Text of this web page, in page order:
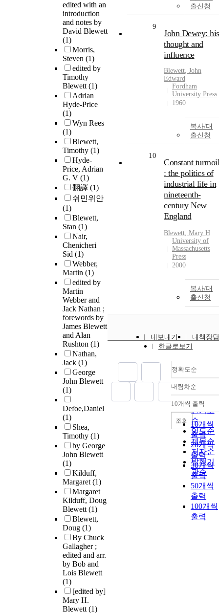
edited with an
introduction
and notes by
David Blewett
(1)
Morris,
Steven (1)
edited by
Timothy
Blewett(1)
Adrian
Hyde-Price
(1)
Wyn Rees
(1)
Blewett,
Timothy (1)
Hyde-
Price, Adrian
G. V (1)
翻譯 (1)
쉬민위안
(1)
Blewett,
Stan (1)
Nair,
Chenicheri
Sid (1)
Webber,
Martin (1)
edited by
Martin
Webber and
Jack Nathan ;
forewords by
James Blewett
and Alan
Rushton (1)
Nathan,
Jack (1)
George
John Blewett
(1)
Defoe,Daniel
(1)
Shea,
Timothy (1)
by George
John Blewett
(1)
Kilduff,
Margaret(1)
Margaret
Kilduff, Doug
Blewett(1)
Blewett,
Doug (1)
By Chuck
Gallagher ;
edited and arr.
by Bob and
Lois Blewett
(1)
[edited by]
Mary H.
Blewett(1)
출신청
9
John Dewey: his
thought and
influence
Blewett, John
Edward
Fordham
University Press
1960
복사/대
출신청
10
Constant turmoil
: the politics of
industrial life in
nineteenth-
century New
England
Blewett, Mary H
University of
Massachusetts
Press
2000
복사/대
출신청
내보내기
내책장
한글로보기
정확도순
정확도
순
인기도
순
연도순
제목순
저자순
발행기
관순
내림차순
내림차
10개씩 출력
10개씩
출력
20개씩
출력
30개씩
출력
50개씩
출력
100개씩
출력
조회